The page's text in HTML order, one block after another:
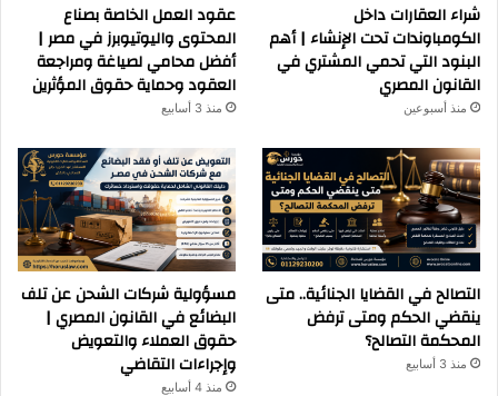
شراء العقارات داخل
الكومباوندات تحت الإنشاء | أهم
البنود التي تحمي المشتري في
القانون المصري
منذ أسبوعين
عقود العمل الخاصة بصناع
المحتوى واليوتيوبرز في مصر |
أفضل محامي لصياغة ومراجعة
العقود وحماية حقوق المؤثرين
منذ 3 أسابيع
التصالح في القضايا الجنائية.. متى
ينقضي الحكم ومتى ترفض
المحكمة التصالح؟
منذ 3 أسابيع
مسؤولية شركات الشحن عن تلف
البضائع في القانون المصري |
حقوق العملاء والتعويض
وإجراءات التقاضي
منذ 4 أسابيع